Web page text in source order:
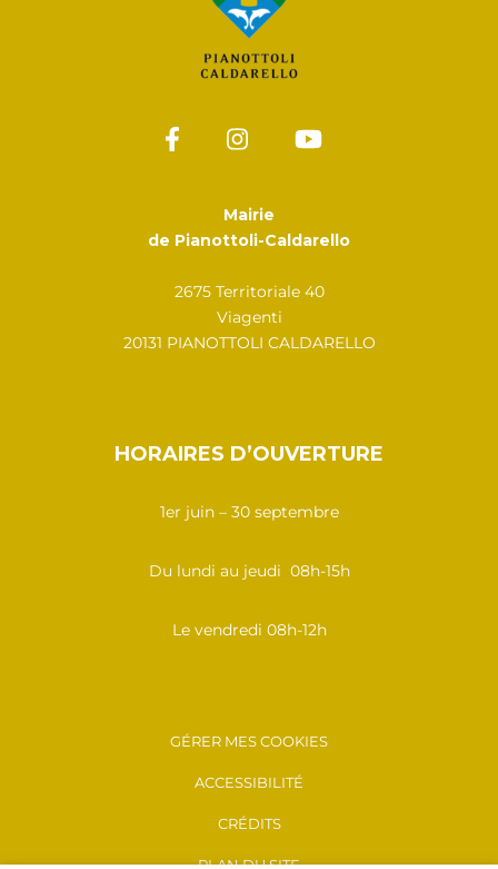
Mairie
de Pianottoli-Caldarello
2675 Territoriale 40
Viagenti
20131 PIANOTTOLI CALDARELLO
HORAIRES D’OUVERTURE
1er juin – 30 septembre
Du lundi au jeudi 08h-15h
Le vendredi 08h-12h
GÉRER MES COOKIES
ACCESSIBILITÉ
CRÉDITS
PLAN DU SITE